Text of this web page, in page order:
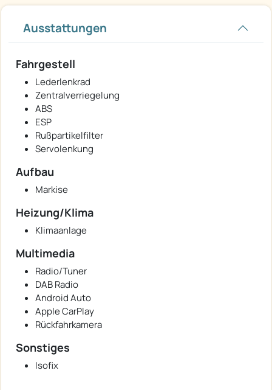
Ausstattungen
Fahrgestell
Lederlenkrad
Zentralverriegelung
ABS
ESP
Rußpartikelfilter
Servolenkung
Aufbau
Markise
Heizung/Klima
Klimaanlage
Multimedia
Radio/Tuner
DAB Radio
Android Auto
Apple CarPlay
Rückfahrkamera
Sonstiges
Isofix